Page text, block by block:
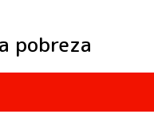
pobreza